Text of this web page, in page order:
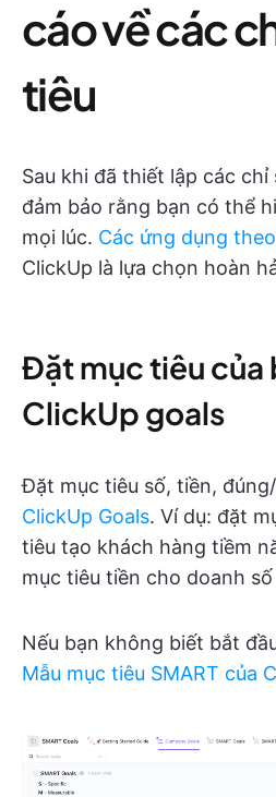
cáo về các
tiêu
Sau khi đã thiết lập các chỉ
đảm bảo rằng bạn có thể
mọi lúc. Các ứng dụng
ClickUp là lựa chọn hoàn
Đặt mục tiêu của
ClickUp goals
Đặt mục tiêu số, tiền,
ClickUp Goals. Ví dụ: đặt
tiêu tạo khách hàng tiềm
mục tiêu tiền cho doanh
Nếu bạn không biết bắt
Mẫu mục tiêu SMART của